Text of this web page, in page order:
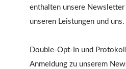
enthalten unsere
unseren Leistungen und uns.
Double-Opt-In und
Anmeldung zu unserem